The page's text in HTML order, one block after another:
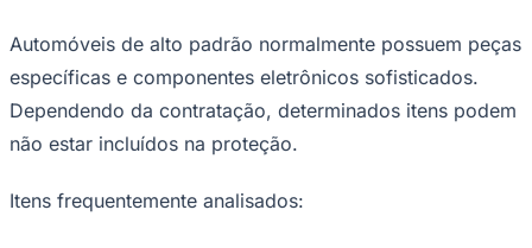
Automóveis de alto padrão normalmente possuem peças
específicas e componentes eletrônicos sofisticados.
Dependendo da contratação, determinados itens podem
não estar incluídos na proteção.
Itens frequentemente analisados: